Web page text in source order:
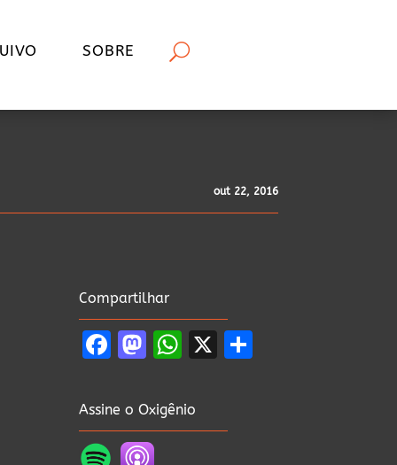
SOBRE
out 22, 2016
Compartilhar
Facebook
Mastodon
WhatsApp
X
Assine o Oxigênio